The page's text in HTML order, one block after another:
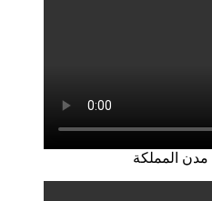
المملكة